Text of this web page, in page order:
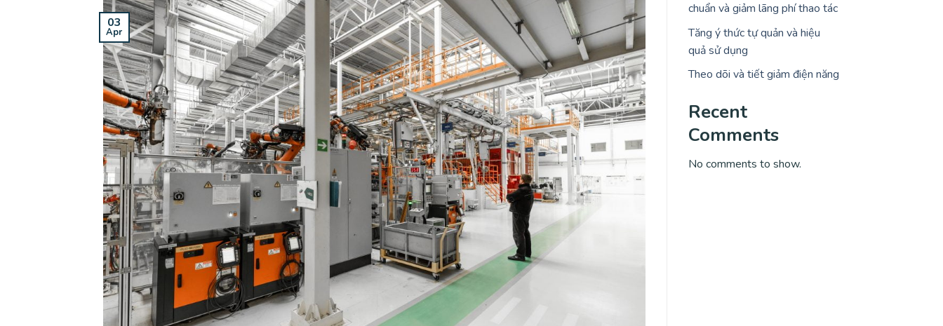
03
Apr
chuẩn và giảm lãng phí thao tác
Tăng ý thức tự quản và hiệu
quả sử dụng
Theo dõi và tiết giảm điện năng
Recent
Comments
No comments to show.